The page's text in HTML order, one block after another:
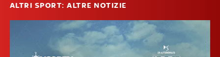
ALTRI SPORT: ALTRE NOTIZIE